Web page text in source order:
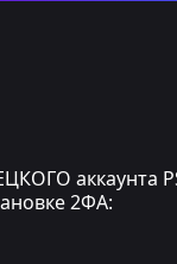
аккаунта
2ФА: